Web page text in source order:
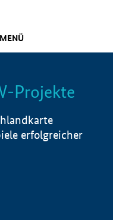
MENÜ
Info
Projekte
erfolgreicher